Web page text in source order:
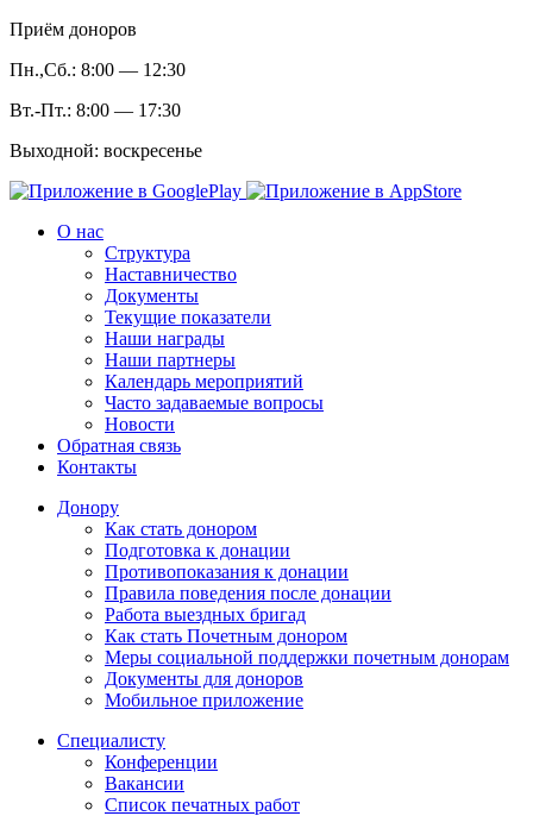
Приём доноров
Пн.,Сб.: 8:00 — 12:30
Вт.-Пт.: 8:00 — 17:30
Выходной: воскресенье
О нас
Структура
Наставничество
Документы
Текущие показатели
Наши награды
Наши партнеры
Календарь мероприятий
Часто задаваемые вопросы
Новости
Обратная связь
Контакты
Донору
Как стать донором
Подготовка к донации
Противопоказания к донации
Правила поведения после донации
Работа выездных бригад
Как стать Почетным донором
Меры социальной поддержки почетным донорам
Документы для доноров
Мобильное приложение
Специалисту
Конференции
Вакансии
Список печатных работ